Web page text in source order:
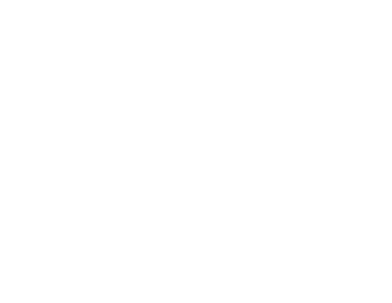
Onderdeel van de internationale TÜV NORD GROUP